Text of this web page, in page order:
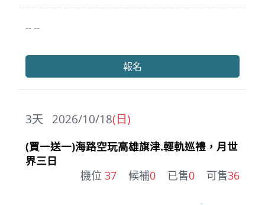
-- --
報名
2026/10/18(日)
3天
(買一送一)海路空玩高雄旗津.輕軌巡禮，月世
界三日
機位 37 候補0 已售0 可售36